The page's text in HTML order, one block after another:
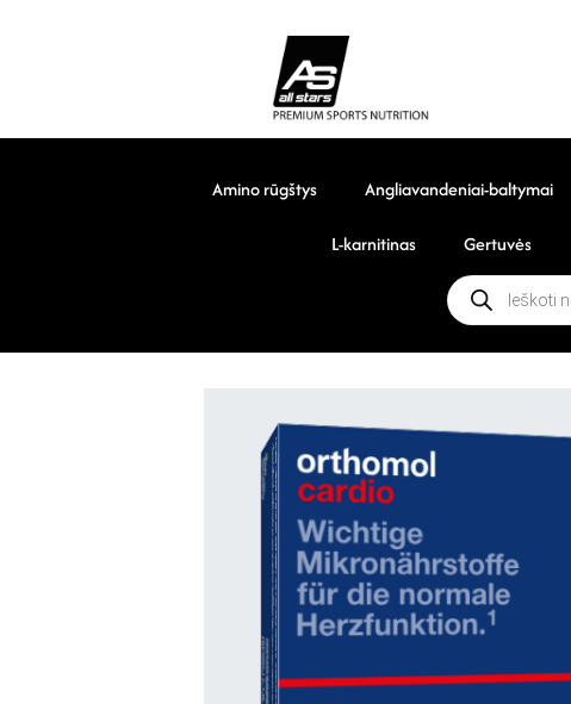
Amino rūgštys Angliavandeniai-baltymai
L-karnitinas Gertuvės